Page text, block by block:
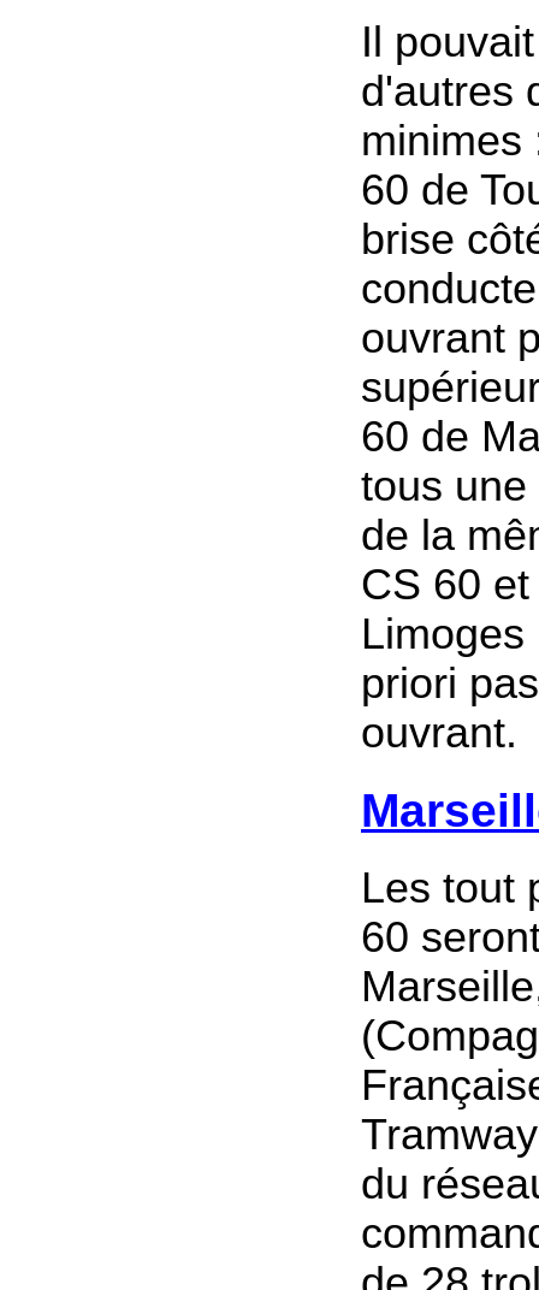
Il
d'autres
minimes
60 de
brise
ouvrant
60 de
tous
de la
CS 60
priori
ouvrant.
Les tout
60
du